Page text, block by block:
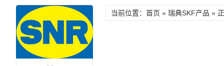
当前位置：首页 » 瑞典SKF产品 »